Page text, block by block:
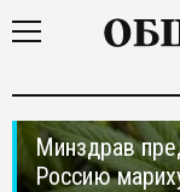
Минздрав
Россию